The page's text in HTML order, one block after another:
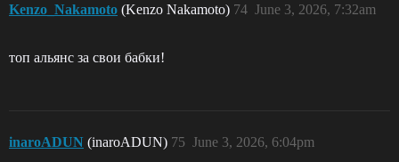
Kenzo_Nakamoto (Kenzo Nakamoto) June 3, 2026, 7:32am
74
топ альянс за свои бабки!
inaroADUN (inaroADUN) June 3, 2026, 6:04pm
75